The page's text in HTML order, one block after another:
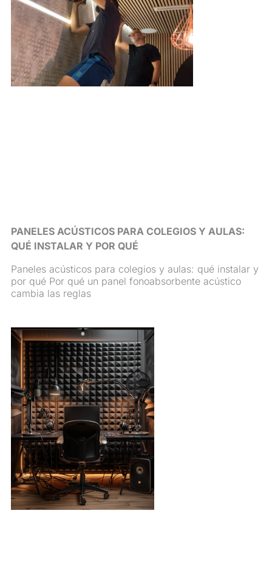
PANELES ACÚSTICOS PARA COLEGIOS Y AULAS:
QUÉ INSTALAR Y POR QUÉ
Paneles acústicos para colegios y aulas: qué instalar y
por qué Por qué un panel fonoabsorbente acústico
cambia las reglas